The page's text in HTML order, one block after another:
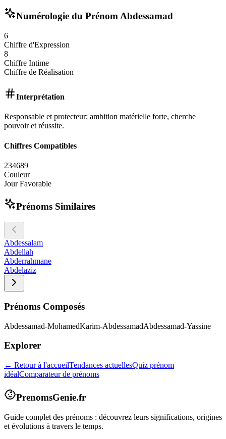
Numérologie du Prénom Abdessamad
6
Chiffre d'Expression
8
Chiffre Intime
Chiffre de Réalisation
Interprétation
Responsable et protecteur; ambition matérielle forte, cherche
pouvoir et réussite.
Chiffres Compatibles
234689
Couleur
Jour Favorable
Prénoms Similaires
Abdessalam
Abdellah
Abderrahmane
Abdelaziz
Prénoms Composés
Abdessamad-MohamedKarim-AbdessamadAbdessamad-Yassine
Explorer
← Retour à l'accueilTendances actuellesQuiz prénom
idéalComparateur de prénoms
PrenomsGenie.fr
Guide complet des prénoms : découvrez leurs significations, origines
et évolutions à travers le temps.